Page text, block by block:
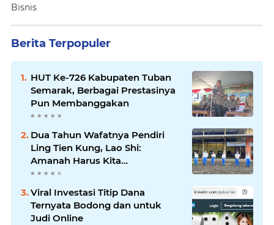
Bisnis
Berita Terpopuler
HUT Ke-726 Kabupaten Tuban
Semarak, Berbagai Prestasinya
Pun Membanggakan
Dua Tahun Wafatnya Pendiri
Ling Tien Kung, Lao Shi:
Amanah Harus Kita
Laksanakan!
Viral Investasi Titip Dana
Ternyata Bodong dan untuk
Judi Online